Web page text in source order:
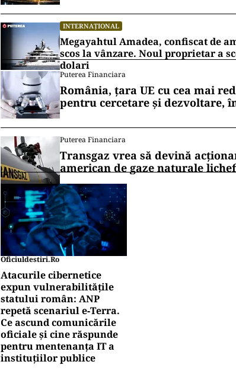
INTERNAȚIONAL
Megayahtul Amadea, confiscat de
scos la vânzare. Noul proprietar a
dolari
Puterea Financiara
România, țara UE cu cea mai
pentru cercetare și dezvoltare,
Puterea Financiara
Transgaz vrea să devină
american de gaze naturale
Oficiuldestiri.ro
Atacurile cibernetice
expun vulnerabilitățile
statului român: ANP
repetă scenariul e‑Terra.
Ce ascund comunicările
oficiale și cine răspunde
pentru mentenanța IT a
instituțiilor publice